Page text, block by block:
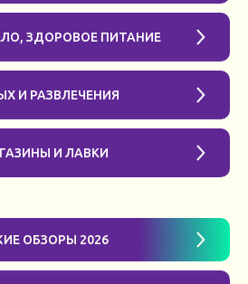
ЗДОРОВОЕ ПИТАНИЕ
И РАЗВЛЕЧЕНИЯ
И ЛАВКИ
ОБЗОРЫ 2026